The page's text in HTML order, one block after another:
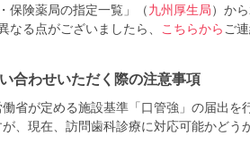
保険薬局の指定一覧」（九州厚生局）か
なる点がございましたら、
こちらから ご
合わせいただく際の注意事項
働省が定める施設基準「口管強」の届出
、現在、訪問歯科診療に対応可能かどう